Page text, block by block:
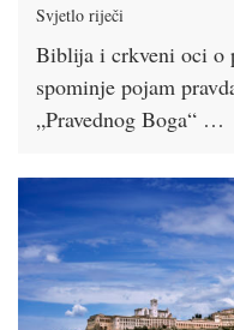
Svjetlo riječi
Biblija i crkveni oci o
spominje pojam
„Pravednog Boga“ …